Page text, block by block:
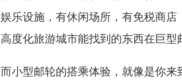
娱乐设施，有休闲场所，有免税商
高度化旅游城市能找到的东西在巨型
而小型邮轮的搭乘体验，就像是你